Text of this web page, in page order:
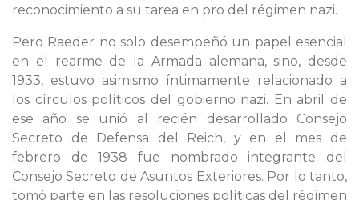
reconocimiento a su tarea en pro del régimen nazi.
Pero Raeder no solo desempeñó un papel esencial
en el rearme de la Armada alemana, sino, desde
1933, estuvo asimismo íntimamente relacionado a
los círculos políticos del gobierno nazi. En abril de
ese año se unió al recién desarrollado Consejo
Secreto de Defensa del Reich, y en el mes de
febrero de 1938 fue nombrado integrante del
Consejo Secreto de Asuntos Exteriores. Por lo tanto,
tomó parte en las resoluciones políticas del régimen